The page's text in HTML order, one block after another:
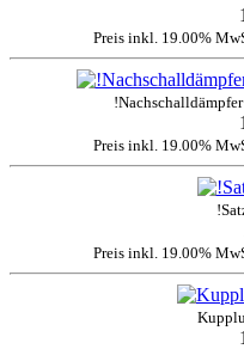
Preis inkl. 19.00%
Preis inkl. 19.00%
Preis inkl. 19.00%